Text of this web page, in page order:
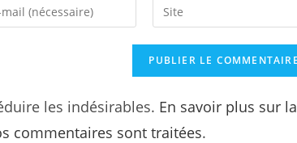
les indésirables. En savoir plus sur la
commentaires sont traitées.